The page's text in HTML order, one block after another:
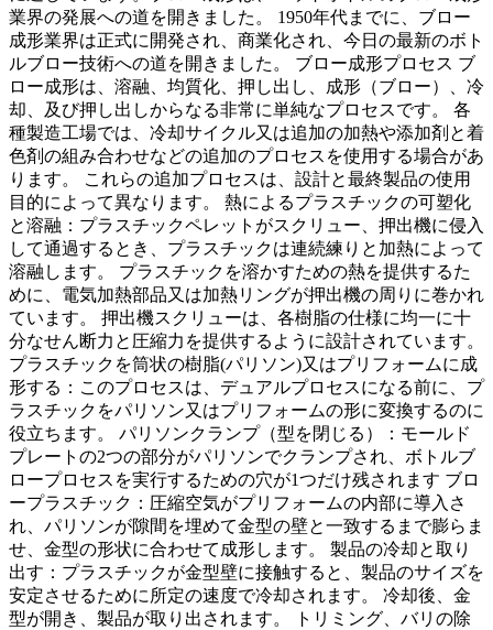
業界の発展への道を開きました。 1950年代までに、ブロー
成形業界は正式に開発され、商業化され、今日の最新のボト
ルブロー技術への道を開きました。 ブロー成形プロセス ブ
ロー成形は、溶融、均質化、押し出し、成形（ブロー）、冷
却、及び押し出しからなる非常に単純なプロセスです。 各
種製造工場では、冷却サイクル又は追加の加熱や添加剤と着
色剤の組み合わせなどの追加のプロセスを使用する場合があ
ります。 これらの追加プロセスは、設計と最終製品の使用
目的によって異なります。 熱によるプラスチックの可塑化
と溶融：プラスチックペレットがスクリュー、押出機に侵入
して通過するとき、プラスチックは連続練りと加熱によって
溶融します。 プラスチックを溶かすための熱を提供するた
めに、電気加熱部品又は加熱リングが押出機の周りに巻かれ
ています。 押出機スクリューは、各樹脂の仕様に均一に十
分なせん断力と圧縮力を提供するように設計されています。
プラスチックを筒状の樹脂(パリソン)又はプリフォームに成
形する：このプロセスは、デュアルプロセスになる前に、プ
ラスチックをパリソン又はプリフォームの形に変換するのに
役立ちます。 パリソンクランプ（型を閉じる）：モールド
プレートの2つの部分がパリソンでクランプされ、ボトルブ
ロープロセスを実行するための穴が1つだけ残されます ブロ
ープラスチック：圧縮空気がプリフォームの内部に導入さ
れ、パリソンが隙間を埋めて金型の壁と一致するまで膨らま
せ、金型の形状に合わせて成形します。 製品の冷却と取り
出す：プラスチックが金型壁に接触すると、製品のサイズを
安定させるために所定の速度で冷却されます。 冷却後、金
型が開き、製品が取り出されます。 トリミング、バリの除